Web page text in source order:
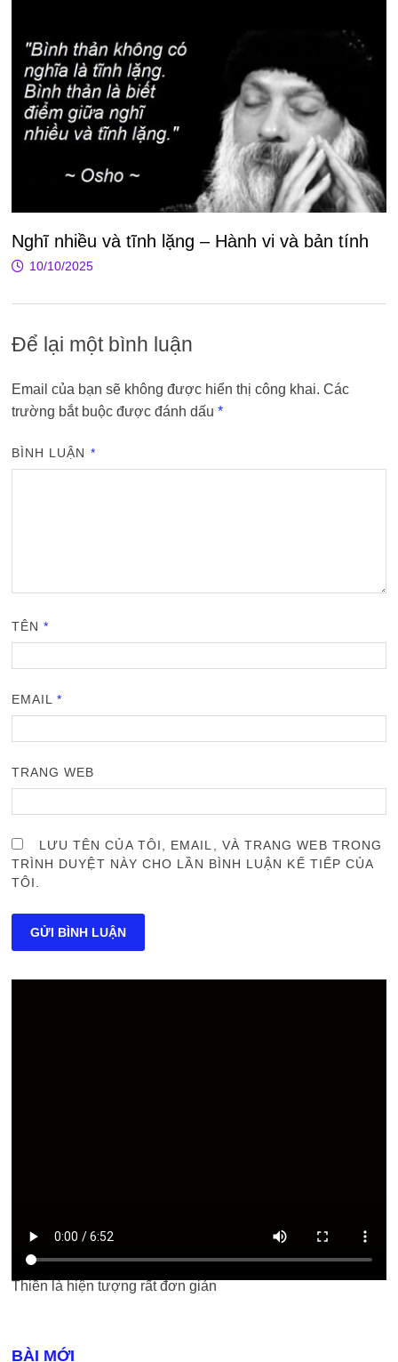
Nghĩ nhiều và tĩnh lặng – Hành vi và bản tính
10/10/2025
Để lại một bình luận
Email của bạn sẽ không được hiển thị công khai. Các
trường bắt buộc được đánh dấu *
BÌNH LUẬN *
TÊN*
EMAIL*
TRANG WEB
LƯU TÊN CỦA TÔI, EMAIL, VÀ TRANG WEB TRONG
TRÌNH DUYỆT NÀY CHO LẦN BÌNH LUẬN KẾ TIẾP CỦA
TÔI.
Thiền là hiện tượng rất đơn giản
BÀI MỚI